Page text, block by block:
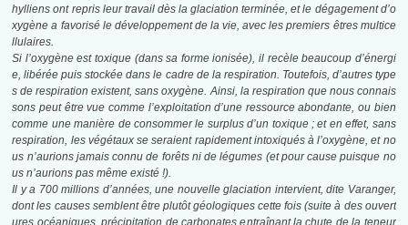
hylliens ont repris leur travail dès la glaciation terminée, et le dégagement d’o
xygène a favorisé le développement de la vie, avec les premiers êtres multice
llulaires.
Si l’oxygène est toxique (dans sa forme ionisée), il recèle beaucoup d’énergi
e, libéréepuis stockée dans le cadre de la respiration. Toutefois, d’autres type
s de respirationexistent, sans oxygène. Ainsi, la respiration que nous connais
sons peut être vue comme l’exploitation d’une ressource abondante, ou bien
comme une manière de consommer le surplus d’un toxique ; et en effet, sans
respiration, les végétaux seseraient rapidement intoxiqués à l’oxygène, et no
us n’aurions jamais connu de forêts ni de légumes (et pour cause puisque no
us n’aurions pas même existé !).
Il y a 700 millions d’années, une nouvelle glaciation intervient, dite Varanger,
dont les causes semblent être plutôt géologiques cette fois (suite à des ouvert
ures océaniques, précipitation de carbonates entraînant la chute de la teneur